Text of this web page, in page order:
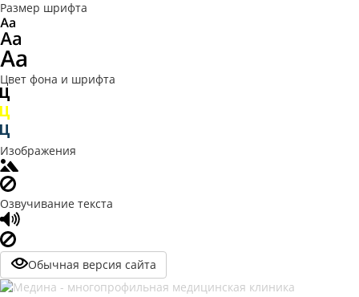
Размер шрифта
Цвет фона и шрифта
Изображения
Озвучивание текста
Обычная версия сайта